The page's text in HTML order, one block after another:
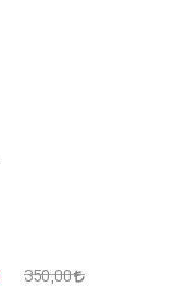
350,00